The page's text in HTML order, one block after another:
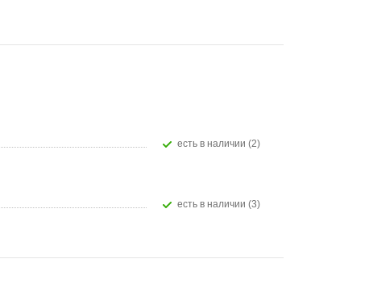
Есть в наличии (2)
Есть в наличии (3)